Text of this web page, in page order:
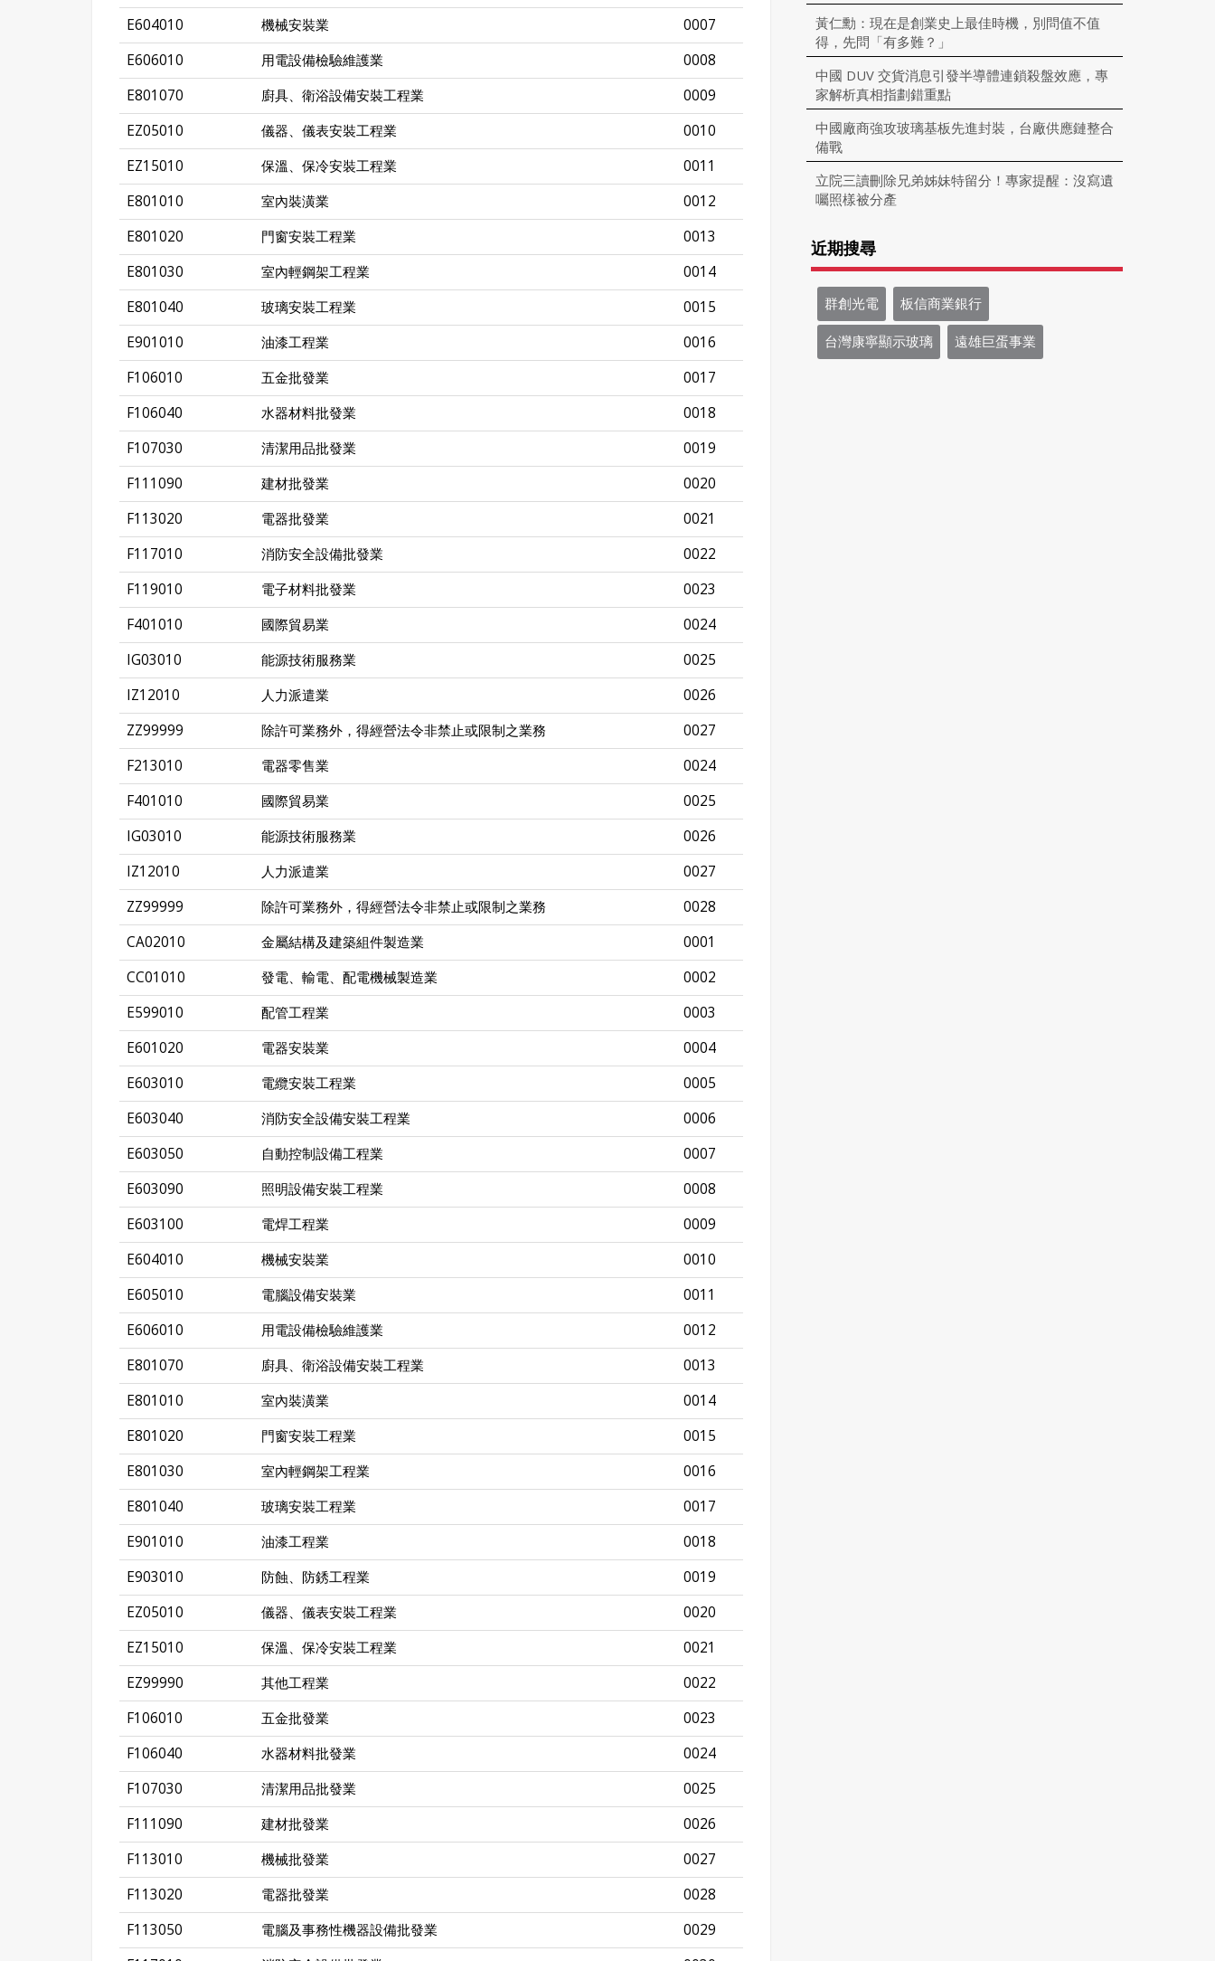
E604010
機械安裝業
0007
E606010
用電設備檢驗維護業
0008
E801070
廚具、衛浴設備安裝工程業
0009
EZ05010
儀器、儀表安裝工程業
0010
EZ15010
保溫、保冷安裝工程業
0011
E801010
室內裝潢業
0012
E801020
門窗安裝工程業
0013
E801030
室內輕鋼架工程業
0014
E801040
玻璃安裝工程業
0015
E901010
油漆工程業
0016
F106010
五金批發業
0017
F106040
水器材料批發業
0018
F107030
清潔用品批發業
0019
F111090
建材批發業
0020
F113020
電器批發業
0021
F117010
消防安全設備批發業
0022
F119010
電子材料批發業
0023
F401010
國際貿易業
0024
IG03010
能源技術服務業
0025
IZ12010
人力派遣業
0026
ZZ99999
除許可業務外，得經營法令非禁止或限制之業務
0027
F213010
電器零售業
0024
F401010
國際貿易業
0025
IG03010
能源技術服務業
0026
IZ12010
人力派遣業
0027
ZZ99999
除許可業務外，得經營法令非禁止或限制之業務
0028
CA02010
金屬結構及建築組件製造業
0001
CC01010
發電、輸電、配電機械製造業
0002
E599010
配管工程業
0003
E601020
電器安裝業
0004
E603010
電纜安裝工程業
0005
E603040
消防安全設備安裝工程業
0006
E603050
自動控制設備工程業
0007
E603090
照明設備安裝工程業
0008
E603100
電焊工程業
0009
E604010
機械安裝業
0010
E605010
電腦設備安裝業
0011
E606010
用電設備檢驗維護業
0012
E801070
廚具、衛浴設備安裝工程業
0013
E801010
室內裝潢業
0014
E801020
門窗安裝工程業
0015
E801030
室內輕鋼架工程業
0016
E801040
玻璃安裝工程業
0017
E901010
油漆工程業
0018
E903010
防蝕、防銹工程業
0019
EZ05010
儀器、儀表安裝工程業
0020
EZ15010
保溫、保冷安裝工程業
0021
EZ99990
其他工程業
0022
F106010
五金批發業
0023
F106040
水器材料批發業
0024
F107030
清潔用品批發業
0025
F111090
建材批發業
0026
F113010
機械批發業
0027
F113020
電器批發業
0028
F113050
電腦及事務性機器設備批發業
0029
黃仁勳：現在是創業史上最佳時機，別問值不值
得，先問「有多難？」
中國 DUV 交貨消息引發半導體連鎖殺盤效應，專
家解析真相指劃錯重點
中國廠商強攻玻璃基板先進封裝，台廠供應鏈整合
備戰
立院三讀刪除兄弟姊妹特留分！專家提醒：沒寫遺
囑照樣被分產
近期搜尋
群創光電 板信商業銀行
台灣康寧顯示玻璃 遠雄巨蛋事業